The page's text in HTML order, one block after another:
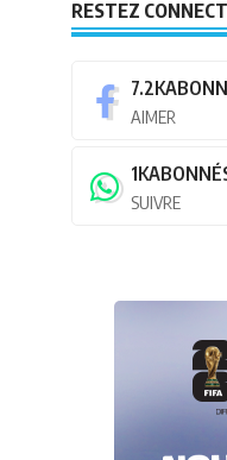
RESTEZ
7.2K
AIMER
1K
SUIVRE